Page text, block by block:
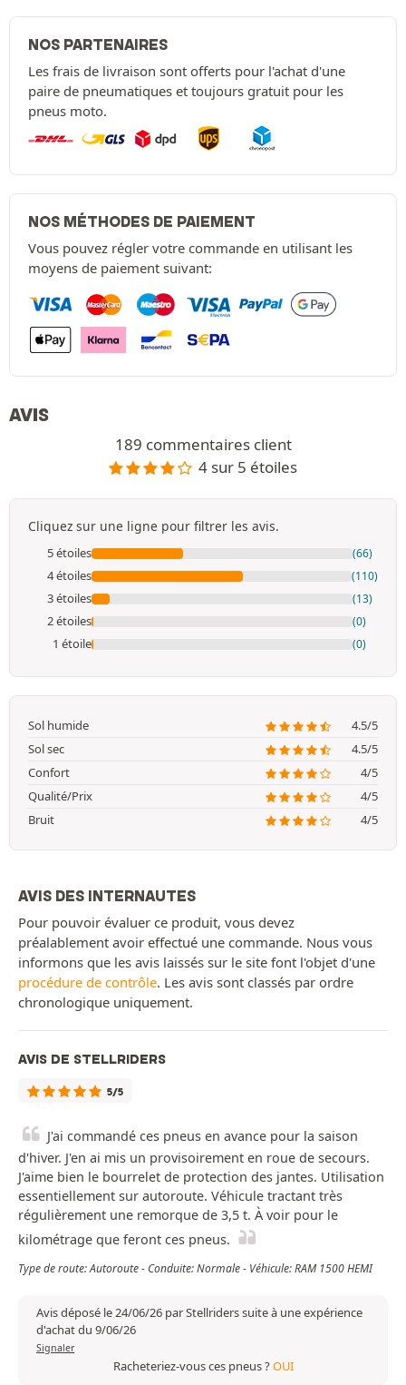
NOS PARTENAIRES
Les frais de livraison sont offerts pour l'achat d'une
paire de pneumatiques et toujours gratuit pour les
pneus moto.
NOS MÉTHODES DE PAIEMENT
Vous pouvez régler votre commande en utilisant les
moyens de paiement suivant:
AVIS
189 commentaires client
4 sur 5 étoiles
Cliquez sur une ligne pour filtrer les avis.
5 étoiles (66)
4 étoiles (110)
3 étoiles (13)
2 étoiles (0)
1 étoile (0)
Sol humide
4.5/5
Sol sec
4.5/5
Confort
4/5
Qualité/Prix
4/5
Bruit
4/5
AVIS DES INTERNAUTES
Pour pouvoir évaluer ce produit, vous devez
préalablement avoir effectué une commande. Nous vous
informons que les avis laissés sur le site font l'objet d'une
procédure de contrôle. Les avis sont classés par ordre
chronologique uniquement.
AVIS DE STELLRIDERS
5/5
J'ai commandé ces pneus en avance pour la saison
d'hiver. J'en ai mis un provisoirement en roue de secours.
J'aime bien le bourrelet de protection des jantes. Utilisation
essentiellement sur autoroute. Véhicule tractant très
régulièrement une remorque de 3,5 t. À voir pour le
kilométrage que feront ces pneus.
Type de route: Autoroute - Conduite: Normale - Véhicule: RAM 1500 HEMI
Avis déposé le 24/06/26 par Stellriders suite à une expérience
d'achat du 9/06/26
Signaler
Racheteriez-vous ces pneus ?OUI